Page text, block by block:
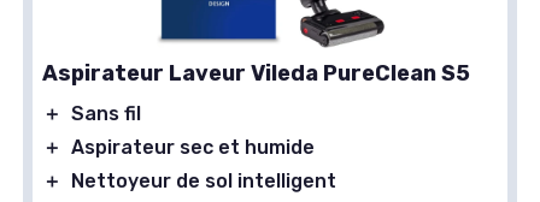
Aspirateur Laveur Vileda PureClean S5
＋ Sans fil
＋ Aspirateur sec et humide
＋
Nettoyeur de sol intelligent